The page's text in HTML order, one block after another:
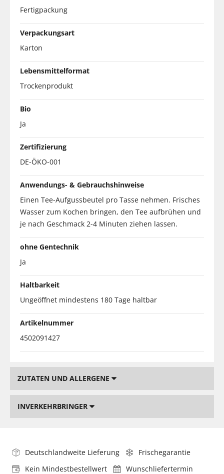
Fertigpackung
Verpackungsart
Karton
Lebensmittelformat
Trockenprodukt
Bio
Ja
Zertifizierung
DE-ÖKO-001
Anwendungs- & Gebrauchshinweise
Einen Tee-Aufgussbeutel pro Tasse nehmen. Frisches
Wasser zum Kochen bringen, den Tee aufbrühen und
je nach Geschmack 2-4 Minuten ziehen lassen.
ohne Gentechnik
Ja
Haltbarkeit
Ungeöffnet mindestens 180 Tage haltbar
Artikelnummer
4502091427
ZUTATEN UND ALLERGENE
INVERKEHRBRINGER
Deutschlandweite Lieferung
Frischegarantie
Kein Mindestbestellwert
Wunschliefertermin